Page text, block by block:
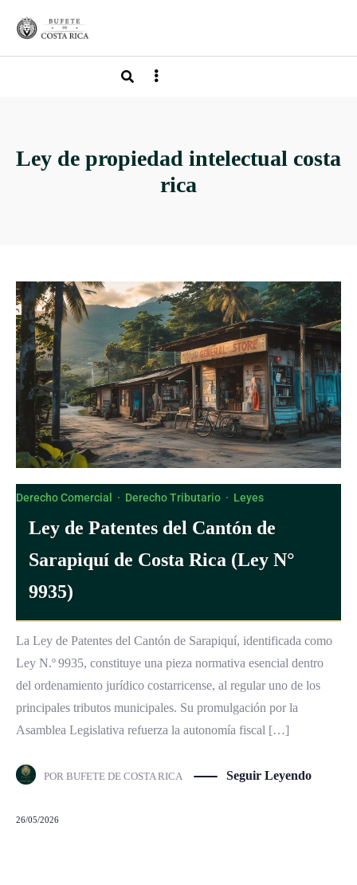
Ley de propiedad intelectual costa
rica
Derecho Comercial · Derecho Tributario · Leyes
Ley de Patentes del Cantón de
Sarapiquí de Costa Rica (Ley N°
9935)
La Ley de Patentes del Cantón de Sarapiquí, identificada como
Ley N.º 9935, constituye una pieza normativa esencial dentro
del ordenamiento jurídico costarricense, al regular uno de los
principales tributos municipales. Su promulgación por la
Asamblea Legislativa refuerza la autonomía fiscal […]
POR BUFETE DE COSTA RICA Seguir Leyendo
26/05/2026